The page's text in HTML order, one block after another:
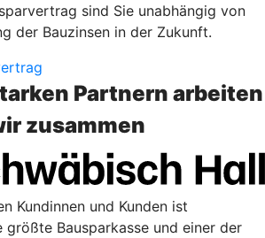
sind Sie unabhängig von
der Bauzinsen in der Zukunft.
Partnern arbeiten
zusammen
Kundinnen und Kunden ist
größte Bausparkasse und einer der